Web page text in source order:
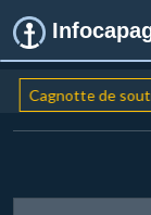
Cagnotte de